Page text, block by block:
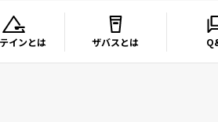
インとは ザバスとは